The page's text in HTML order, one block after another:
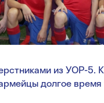
из УОР-5.
долгое